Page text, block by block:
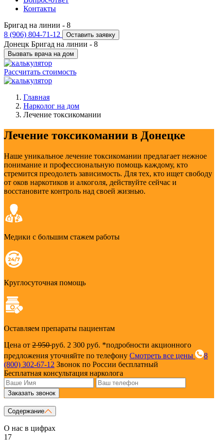
Контакты
Бригад на линии - 8
8 (906) 804-71-12
Оставить заявку
Донецк Бригад на линии - 8
Вызвать врача на дом
Рассчитать стоимость
Главная
Нарколог на дом
Лечение токсикомании
Лечение токсикомании в Донецке
Наше уникальное лечение токсикомании предлагает нежное
понимание и профессиональную помощь каждому, кто
стремится преодолеть зависимость. Для тех, кто ищет свободу
от оков наркотиков и алкоголя, действуйте сейчас и
восстановите контроль над своей жизнью.
Медики с большим стажем работы
Круглосуточная помощь
Оставляем препараты пациентам
Цена от 2 950руб. 2 300 руб. *подробности акционного
предложения уточняйте по телефону Смотреть все цены
8
(800) 302-67-12 Звонок по России бесплатный
Бесплатная консультация нарколога
Заказать звонок
Содержание
О нас в цифрах
17